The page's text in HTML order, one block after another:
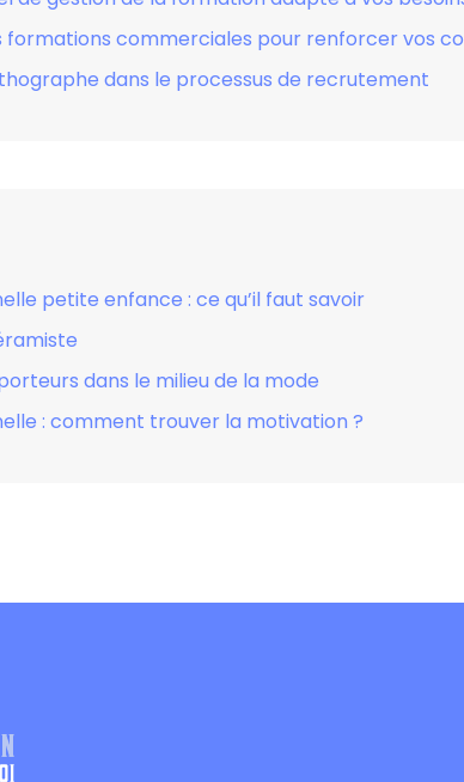
formations commerciales pour renforcer vos
dans le processus de recrutement
petite enfance : ce qu’il faut savoir
dans le milieu de la mode
: comment trouver la motivation ?